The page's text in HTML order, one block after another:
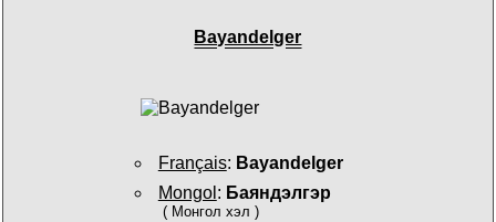
Bayandelger
Français: Bayandelger
Mongol : Баяндэлгэр
( Монгол хэл )